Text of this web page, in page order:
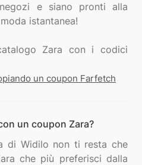
e siano pronti alla
istantanea!
Zara con i codici
un coupon Farfetch
un coupon Zara?
di Widilo non ti resta che
che più preferisci dalla